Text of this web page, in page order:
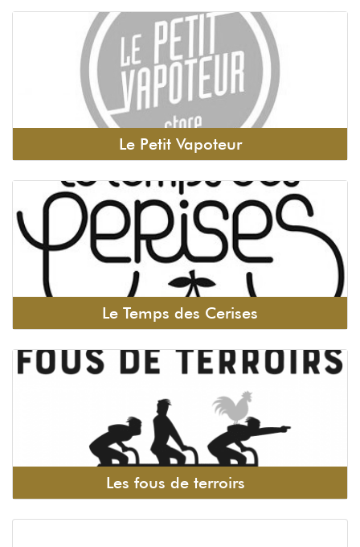
Le Petit Vapoteur
Le Temps des Cerises
Les fous de terroirs